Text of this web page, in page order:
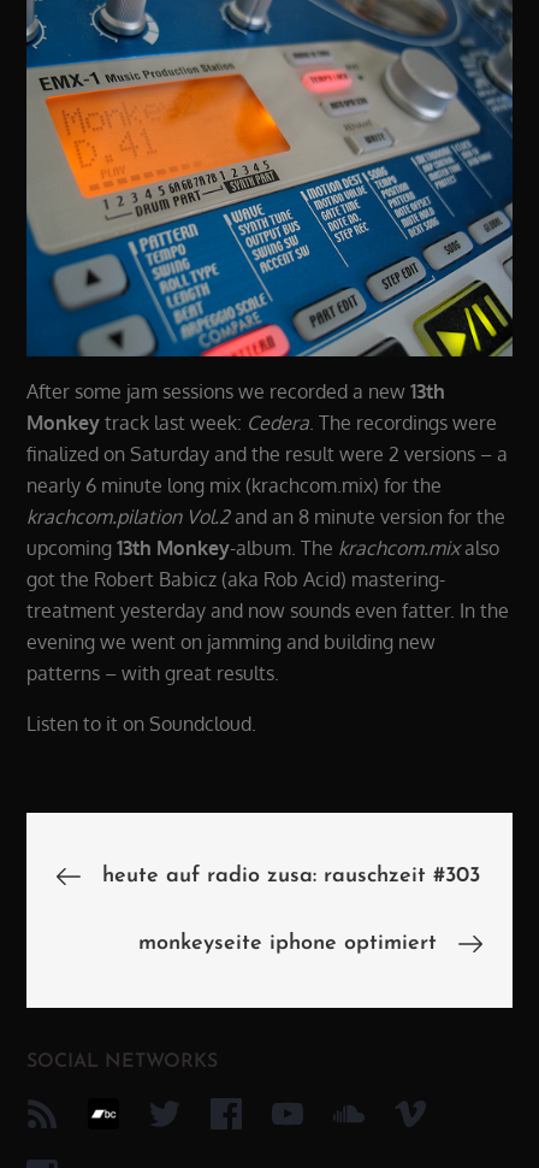
After some jam sessions we recorded a new13th
Monkeytrack last week: Cedera . The recordings were
finalized on Saturday and the result were 2 versions – a
nearly 6 minute long mix (krachcom.mix) for the
krachcom.pilation Vol.2and an 8 minute version for the
upcoming13th Monkey-album. The krachcom.mixalso
got the Robert Babicz (aka Rob Acid) mastering-
treatment yesterday and now sounds even fatter. In the
evening we went on jamming and building new
patterns – with great results.
Listen to it on Soundcloud.
Beitragsnavigation
heute auf radio zusa: rauschzeit #303
monkeyseite iphone optimiert
SOCIAL NETWORKS